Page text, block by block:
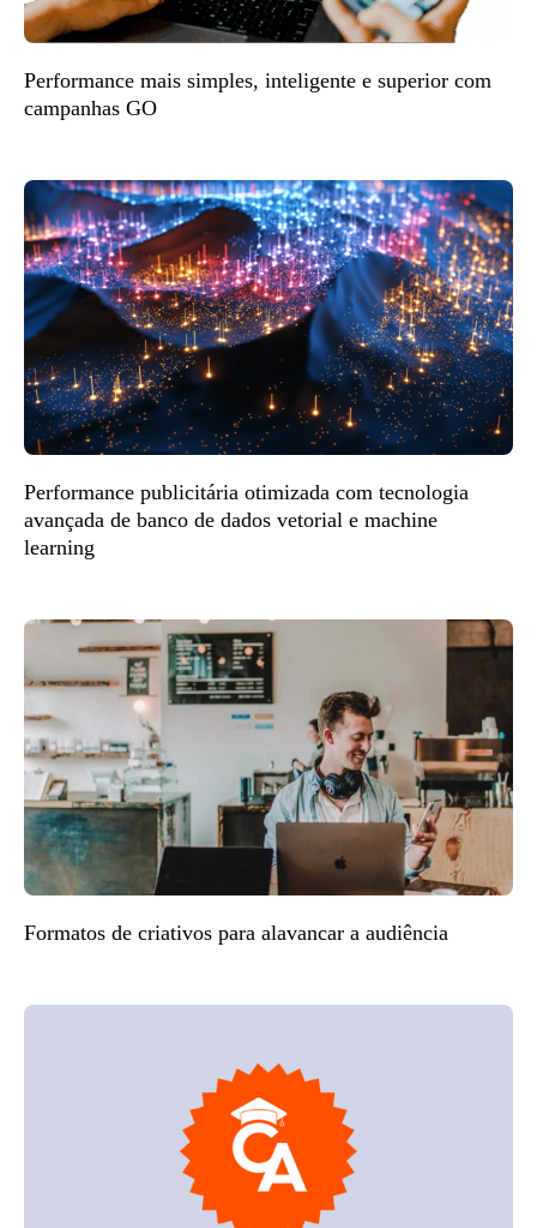
Performance mais simples, inteligente e superior com
campanhas GO
Performance publicitária otimizada com tecnologia
avançada de banco de dados vetorial e machine
learning
Formatos de criativos para alavancar a audiência